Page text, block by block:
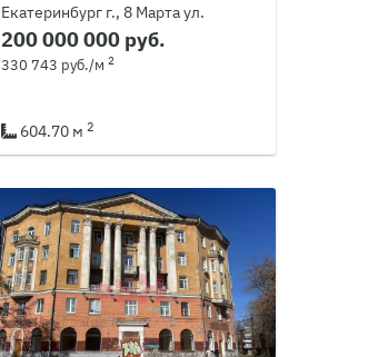
Екатеринбург г., 8 Марта ул.
200 000 000 руб.
330 743 руб./м 2
604.70 м 2